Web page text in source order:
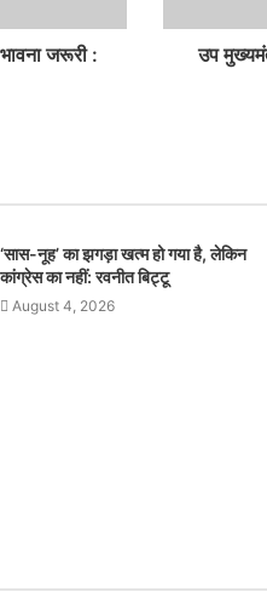
जरूरी :
उप
‘सास-नूह’ का झगड़ा खत्म हो गया है, लेकिन
कांग्रेस का नहीं: रवनीत बिट्टू
August 4, 2026